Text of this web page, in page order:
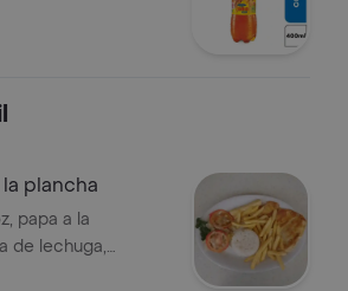
plancha
papa a la
de lechuga,
patacón. porción